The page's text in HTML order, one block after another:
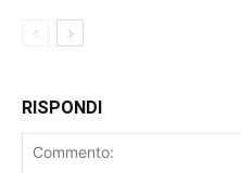
RISPONDI